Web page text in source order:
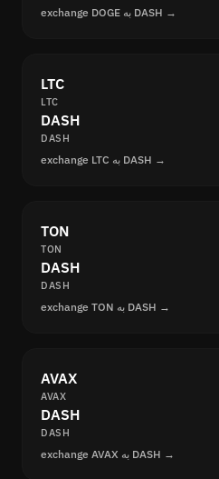
exchange DOGE به DASH →
LTC
LTC
DASH
DASH
exchange LTC به DASH →
TON
TON
DASH
DASH
exchange TON به DASH →
AVAX
AVAX
DASH
DASH
exchange AVAX به DASH →